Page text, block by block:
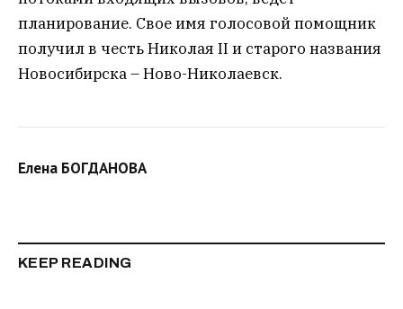
планирование. Свое имя голосовой помощник
получил в честь Николая II и старого названия
Новосибирска – Ново-Николаевск.
Елена БОГДАНОВА
KEEP READING